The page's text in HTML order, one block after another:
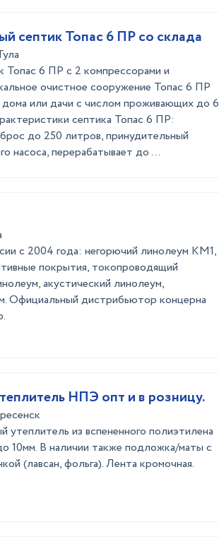
септик Топас 6 ПР со склада
Топас 6 ПР с 2 компрессорами и
очистное сооружение Топас 6 ПР
или дачи с числом проживающих до 6
септика Топас 6 ПР:
до 250 литров, принудительный
насоса, перерабатывает до ...
c 2004 года: негорючий линолеум КМ1,
покрытия, токопроводящий
акустический линолеум,
Официальный дистрибьютор концерна
НПЭ опт и в розницу.
утеплитель из вспененного полиэтилена
10мм. В наличии также подложка/маты с
(лавсан, фольга). Лента кромочная.